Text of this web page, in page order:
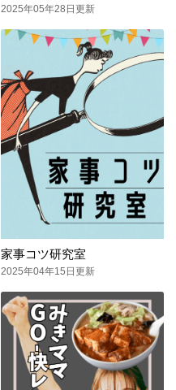
2025年05年28日更新
家事コツ研究室
2025年04年15日更新